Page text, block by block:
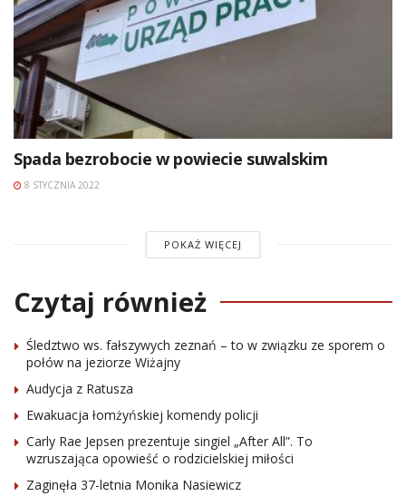
Spada bezrobocie w powiecie suwalskim
8 STYCZNIA 2022
POKAŻ WIĘCEJ
Czytaj również
Śledztwo ws. fałszywych zeznań – to w związku ze sporem o
połów na jeziorze Wiżajny
Audycja z Ratusza
Ewakuacja łomżyńskiej komendy policji
Carly Rae Jepsen prezentuje singiel „After All”. To
wzruszająca opowieść o rodzicielskiej miłości
Zaginęła 37-letnia Monika Nasiewicz